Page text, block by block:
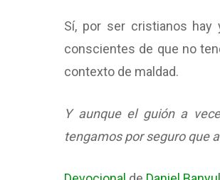
Sí, por ser cristianos hay
conscientes de que no
contexto de maldad.
Y aunque el guión a
tengamos por seguro que